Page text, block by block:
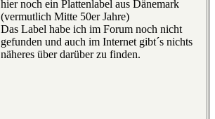
hier noch ein Plattenlabel aus Dänemark
(vermutlich Mitte 50er Jahre)
Das Label habe ich im Forum noch nicht
gefunden und auch im Internet gibt´s nichts
näheres über darüber zu finden.